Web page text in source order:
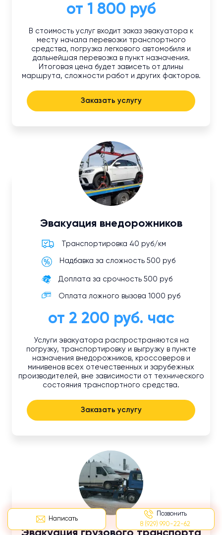
Написать
Позвонить
8 (929) 990-22-62
от 1 800 руб
В стоимость услуг входит заказ эвакуатора к
месту начала перевозки транспортного
средства, погрузка легкового автомобиля и
дальнейшая перевозка в пункт назначения.
Итоговая цена будет зависеть от длины
маршрута, сложности работ и других факторов.
Заказать услугу
Эвакуация внедорожников
Транспортировка 40 руб/км
Надбавка за сложность 500 руб
Доплата за срочность 500 руб
Оплата ложного вызова 1000 руб
от 2 200 руб. час
Услуги эвакуатора распространяются на
погрузку, транспортировку и выгрузку в пункте
назначения внедорожников, кроссоверов и
минивенов всех отечественных и зарубежных
производителей, вне зависимости от технического
состояния транспортного средства.
Заказать услугу